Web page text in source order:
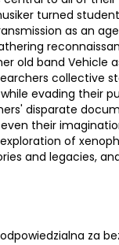
turned
as an
old band Vehicle
collective
evading their
disparate
their
of
and legacies,
za